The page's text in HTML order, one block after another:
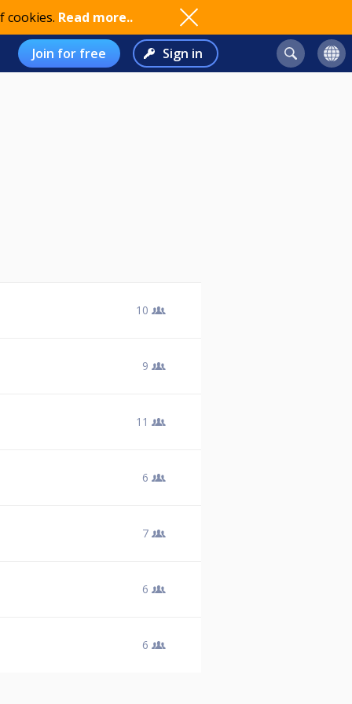
cookies. Read more..
Join for free Sign in
10
9
11
6
7
6
6